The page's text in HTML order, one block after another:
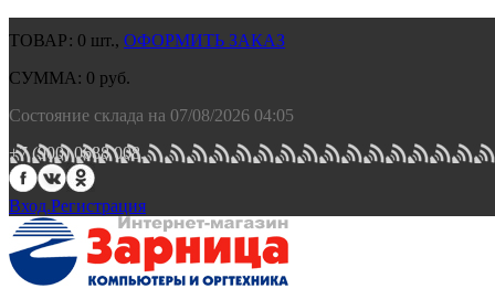
ТОВАР: 0 шт., ОФОРМИТЬ ЗАКАЗ
СУММА: 0 руб.
Состояние склада на 07/08/2026 04:05
+7 (900) 0688 008.
Вход.Регистрация